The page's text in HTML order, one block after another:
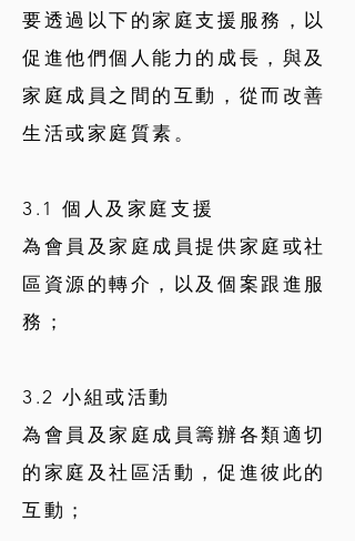
要透過以下的家庭支援服務，以
促進他們個人能力的成長，與及
家庭成員之間的互動，從而改善
生活或家庭質素。
3.1 個人及家庭支援
為會員及家庭成員提供家庭或社
區資源的轉介，以及個案跟進服
務；
3.2 小組或活動
為會員及家庭成員籌辦各類適切
的家庭及社區活動，促進彼此的
互動；